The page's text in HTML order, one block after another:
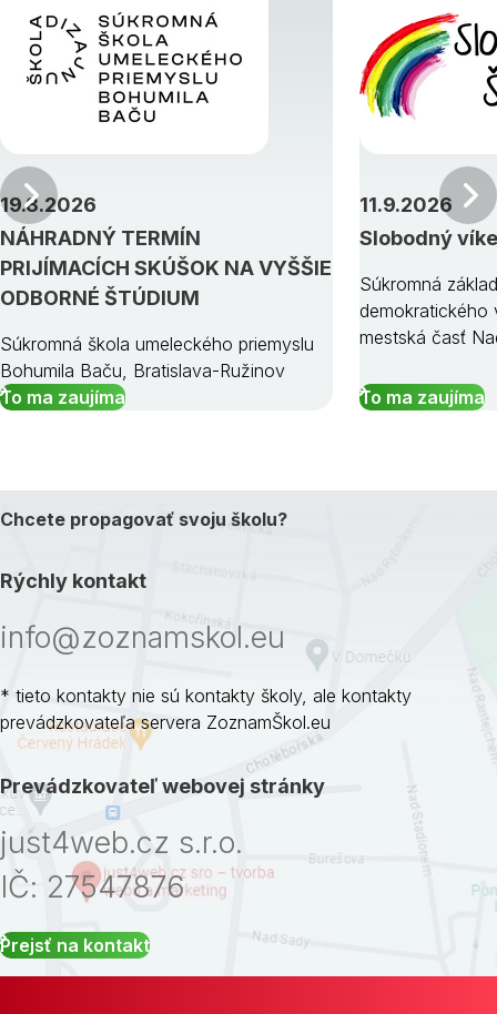
NÁHRADNÝ TERMÍN
PRIJÍMACÍCH SKÚŠOK NA VYŠŠIE
ODBORNÉ ŠTÚDIUM
19.8.2026
Súkromná škola umeleckého priemyslu
Bohumila Baču, Bratislava-Ružinov
To ma zaujíma
Slobodný
11.9.2026
Súkromná
demokratického
mestská časť
To ma zaujíma
Predchádzajúci
Chcete propagovať svoju školu?
Rýchly kontakt
info@zoznamskol.eu
* tieto kontakty nie sú kontakty školy, ale kontakty
prevádzkovateľa servera ZoznamŠkol.eu
Prevádzkovateľ webovej stránky
just4web.cz s.r.o.
IČ: 27547876
Prejsť na kontakt